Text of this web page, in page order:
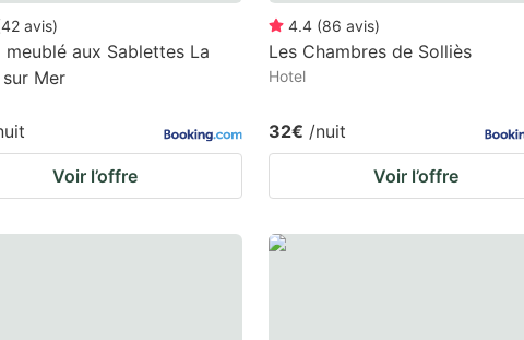
42 avis)
meublé aux Sablettes La
Mer
Voir l’offre
4.4 (86 avis)
Les Chambres de Solliès
Hotel
32€ /nuit
Voir l’offre